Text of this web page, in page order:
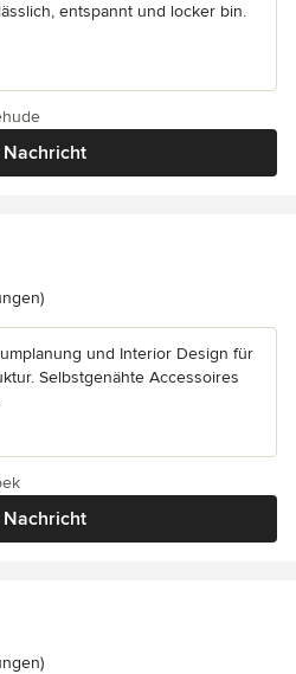
entspannt und locker bin.
Nachricht
5 von 5 Sternen
und Interior Design für
Selbstgenähte Accessoires
Nachricht
5 von 5 Sternen